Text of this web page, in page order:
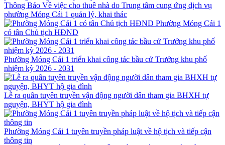
Thông Báo Về việc cho thuê nhà do Trung tâm cung ứng dịch vụ
phường Móng Cái 1 quản lý, khai thác
Phường Móng Cái 1
có tân Chủ tịch HĐND
Phường Móng Cái 1 triển khai công tác bầu cử Trưởng khu phố
nhiệm kỳ 2026 - 2031
Lễ ra quân tuyên truyền vận động người dân tham gia BHXH tự
nguyện, BHYT hộ gia đình
Phường Móng Cái 1 tuyên truyền pháp luật về hộ tịch và tiếp cận
thông tin